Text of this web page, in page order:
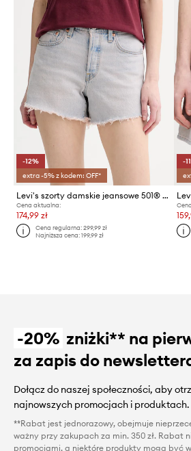
-12%
extra -5% z kodem: OFF*
Levi's szorty damskie jeansowe 501® CURVE
Cena aktualna:
174,99 zł
Cena regularna:299,99 zł
Najniższa cena:199,99 zł
-
-20% zniżki** na
za zapis do
Dołącz do naszej społeczności, aby
najnowszych promocjach i produktach.
**Rabat jest jednorazowy, obejmuje
ważny przy zakupach za min. 350 zł. Rabat
promocjami, a niektóre produkty mogą być